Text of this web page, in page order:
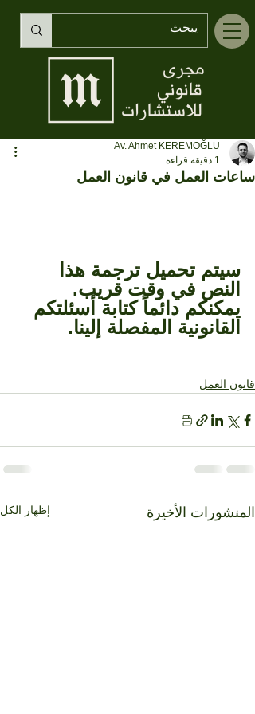
ساعات العمل في قانون العمل
Av. Ahmet KEREMOĞLU
1 دقيقة قراءة
سيتم تحميل ترجمة هذا
النص في وقت قريب.
يمكنكم دائماً كتابة أسئلتكم
القانونية المفصلة إلينا.
قانون العمل
المنشورات الأخيرة إظهار الكل